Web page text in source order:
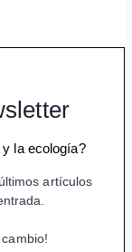
la ecología?
artículos